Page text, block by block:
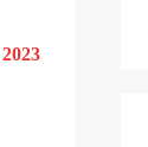
2023